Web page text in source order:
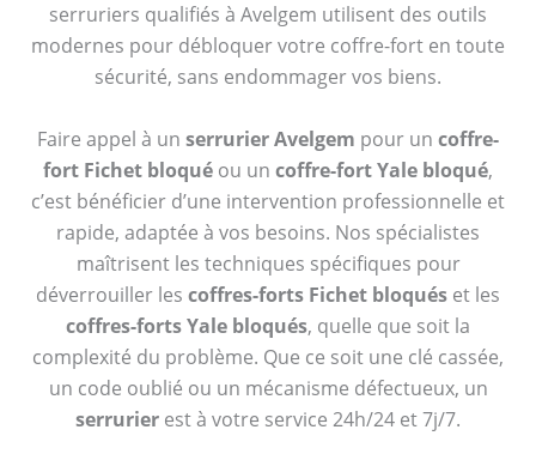
serruriers qualifiés à Avelgem utilisent des outils
modernes pour débloquer votre coffre-fort en toute
sécurité, sans endommager vos biens.
Faire appel à un serrurier Avelgem pour un coffre-
fort Fichet bloqué ou un coffre-fort Yale bloqué,
c’est bénéficier d’une intervention professionnelle et
rapide, adaptée à vos besoins. Nos spécialistes
maîtrisent les techniques spécifiques pour
déverrouiller les coffres-forts Fichet bloqués et les
coffres-forts Yale bloqués, quelle que soit la
complexité du problème. Que ce soit une clé cassée,
un code oublié ou un mécanisme défectueux, un
serrurier est à votre service 24h/24 et 7j/7.